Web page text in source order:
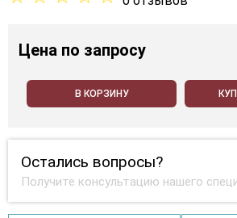
Цена по запросу
В КОРЗИНУ
Остались вопросы?
Получите консультацию нашего